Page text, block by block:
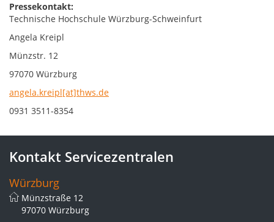
Pressekontakt:
Technische Hochschule Würzburg-Schweinfurt
Angela Kreipl
Münzstr. 12
97070 Würzburg
angela.kreipl[at]thws.de
0931 3511-8354
Kontakt Servicezentralen
Würzburg
Münzstraße 12
97070 Würzburg